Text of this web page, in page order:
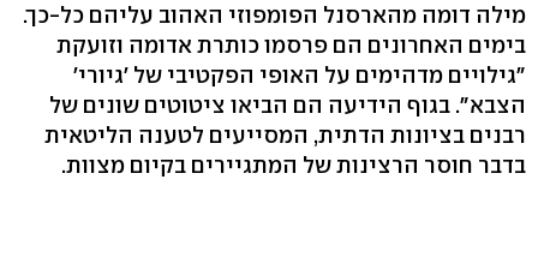
מילה דומה מהארסנל הפומפוזי האהוב עליהם כל-כך.
בימים האחרונים הם פרסמו כותרת אדומה וזועקת
"גילויים מדהימים על האופי הפקטיבי של 'גיורי'
הצבא". בגוף הידיעה הם הביאו ציטוטים שונים של
רבנים בציונות הדתית, המסייעים לטענה הליטאית
בדבר חוסר הרצינות של המתגיירים בקיום מצוות.